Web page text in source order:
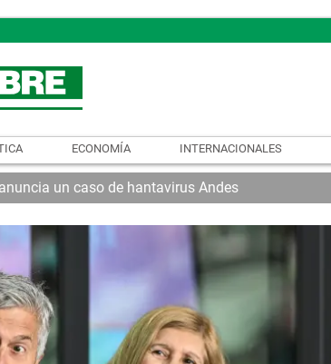
ECONOMÍA INTERNACIONALES
un caso de hantavirus Andes